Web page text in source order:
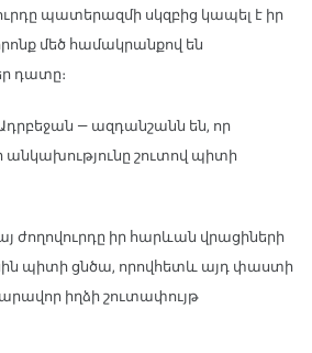
պատերազմի սկզբից կապել է իր
մեծ համակրանքով են
դատը։
— ազդանշանն են, որ
շուտով պիտի
ժողովուրդը իր հարևան վրացիների
պիտի ցնծա, որովհետև այդ փաստի
իղձի շուտափույթ